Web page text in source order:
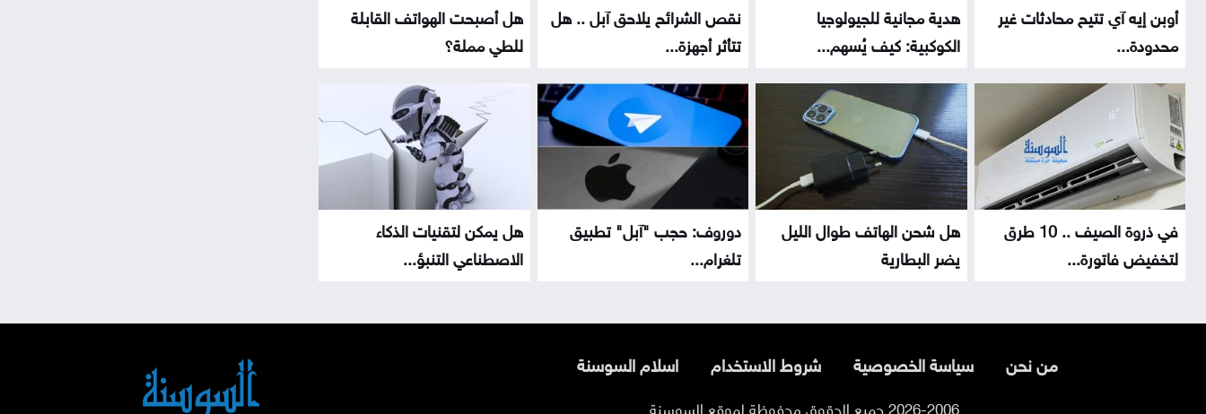
أوبن إيه آي تتيح محادثات غير
محدودة...
هدية مجانية للجيولوجيا
الكوكبية: كيف يُسهم...
نقص الشرائح يلاحق آبل .. هل
تتأثر أجهزة...
هل أصبحت الهواتف القابلة
للطي مملة؟
في ذروة الصيف .. 10 طرق
لتخفيض فاتورة...
هل شحن الهاتف طوال الليل
يضر البطارية
دوروف: حجب "آبل" تطبيق
تلغرام...
هل يمكن لتقنيات الذكاء
الاصطناعي التنبؤ...
من نحن سياسة الخصوصية شروط الاستخدام اسلام السوسنة
2026-2006 جميع الحقوق محفوظة لموقع السوسنة